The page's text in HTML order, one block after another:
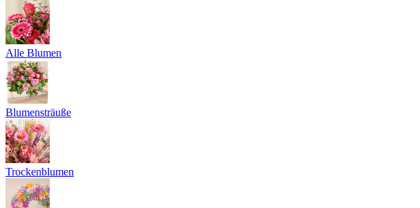
Alle Blumen
Blumensträuße
Trockenblumen